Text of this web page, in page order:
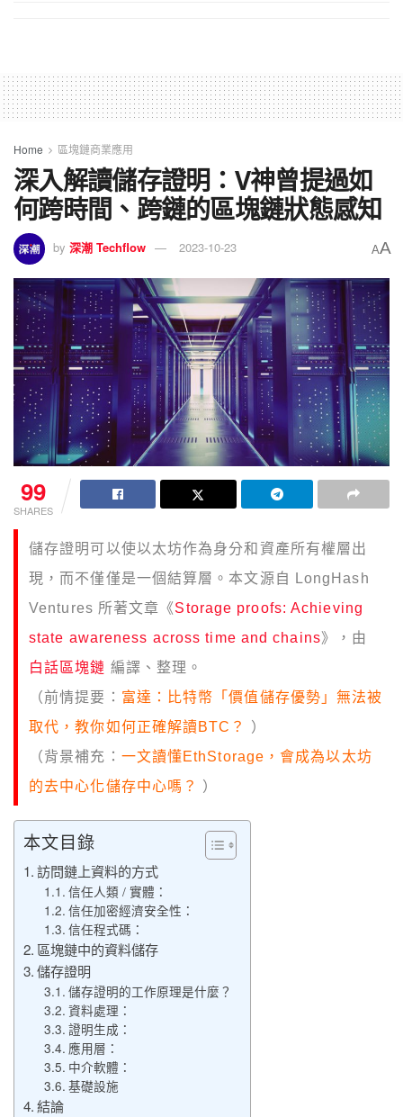
Home 區塊鏈商業應用
深入解讀儲存證明：V神曾提過如
何跨時間、跨鏈的區塊鏈狀態感知
by 深潮 Techflow 2023-10-23 AA
99
SHARES
儲存證明可以使以太坊作為身分和資產所有權層出
現，而不僅僅是一個結算層。本文源自 LongHash
Ventures 所著文章《Storage proofs: Achieving
state awareness across time and chains》，由
白話區塊鏈 編譯、整理。
（前情提要： 富達：比特幣「價值儲存優勢」無法被
取代，教你如何正確解讀BTC？
）
（背景補充： 一文讀懂EthStorage，會成為以太坊
的去中心化儲存中心嗎？
）
本文目錄
訪問鏈上資料的方式
信任人類 / 實體：
信任加密經濟安全性：
信任程式碼：
區塊鏈中的資料儲存
儲存證明
儲存證明的工作原理是什麼？
資料處理：
證明生成：
應用層：
中介軟體：
基礎設施
結論